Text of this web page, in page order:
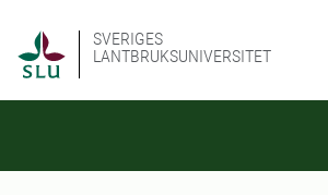
SVERIGES
LANTBRUKSUNIVERSITET